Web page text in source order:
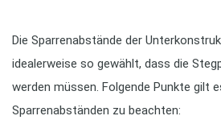
Die Sparrenabstände der
idealerweise so gewählt, dass die
werden müssen. Folgende Punkte gilt
Sparrenabständen zu beachten: